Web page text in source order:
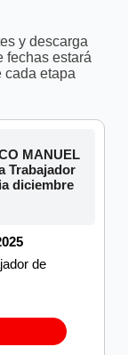
y descarga
fechas estará
cada etapa
MANUEL
Trabajador
diciembre
de